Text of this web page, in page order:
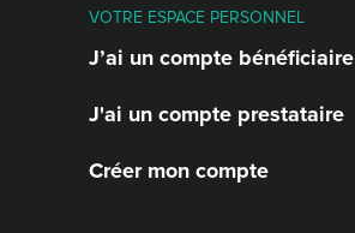
VOTRE ESPACE PERSONNEL
J’ai un compte bénéficiaire
J'ai un compte prestataire
Créer mon compte